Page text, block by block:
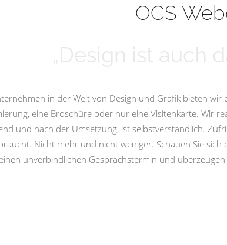
OCS
in der Welt von Design und Grafik bieten
eine Broschüre oder nur eine Visitenkarte. Wir
und nach der Umsetzung, ist selbstverständlich.
Nicht mehr und nicht weniger. Schauen Sie
unverbindlichen Gesprächstermin und überzeugen